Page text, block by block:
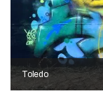
Toledo